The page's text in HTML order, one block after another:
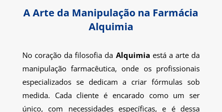
A Arte da Manipulação na Farmácia
Alquimia
No coração da filosofia da Alquimia está a arte da
manipulação farmacêutica, onde os profissionais
especializados se dedicam a criar fórmulas sob
medida. Cada cliente é encarado como um ser
único, com necessidades específicas, e é dessa